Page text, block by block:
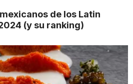
de los Latin
(y su ranking)